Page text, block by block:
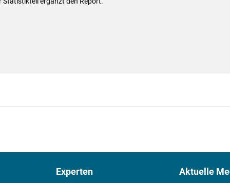
Experten Aktuelle